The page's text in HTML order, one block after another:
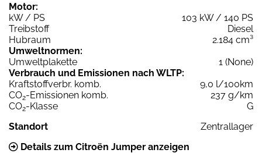
Motor:
kW / PS
103 kW / 140 PS
Treibstoff
Diesel
Hubraum
2.184 cm³
Umweltnormen:
Umweltplakette
1 (None)
Verbrauch und Emissionen nach WLTP:
Kraftstoffverbr. komb.
9,0 l/100km
CO2-Emissionen komb.
237 g/km
CO2-Klasse
G
Standort
Zentrallager
Details zum Citroën Jumper anzeigen